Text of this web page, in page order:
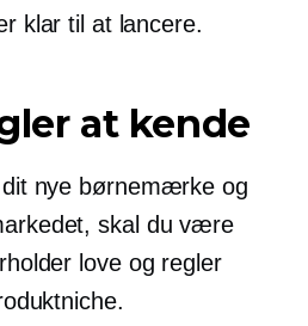
klar til at lancere.
at kende
nye børnemærke og
skal du være
love og regler